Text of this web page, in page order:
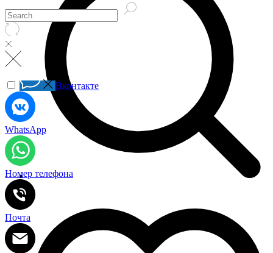
Вконтакте
WhatsApp
Номер телефона
Почта